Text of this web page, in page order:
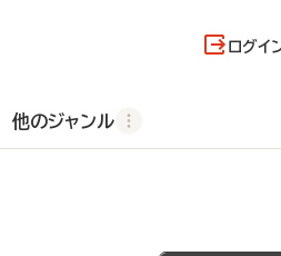
ログイ
他のジャンル